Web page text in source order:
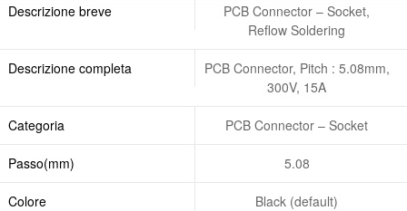
Descrizione breve
PCB Connector – Socket,
Reflow Soldering
Descrizione completa
PCB Connector, Pitch : 5.08mm,
300V, 15A
Categoria PCB Connector – Socket
Passo(mm) 5.08
Colore Black (default)